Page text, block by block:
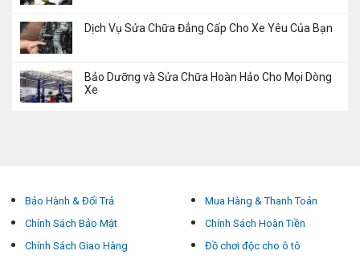
Dịch Vụ Sửa Chữa Đẳng Cấp Cho Xe Yêu Của Bạn
Bảo Dưỡng và Sửa Chữa Hoàn Hảo Cho Mọi Dòng
Xe
Bảo Hành & Đổi Trả
Chính Sách Bảo Mật
Chính Sách Giao Hàng
Mua Hàng & Thanh Toán
Chính Sách Hoàn Tiền
Đồ chơi độc cho ô tô